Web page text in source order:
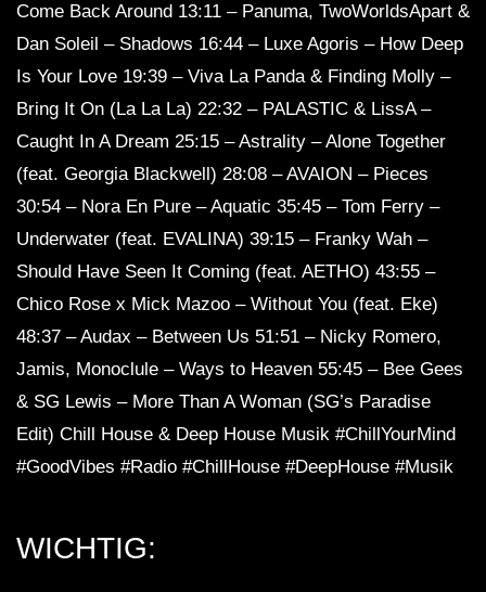
Come Back Around 13:11 – Panuma, TwoWorldsApart &
Dan Soleil – Shadows 16:44 – Luxe Agoris – How Deep
Is Your Love 19:39 – Viva La Panda & Finding Molly –
Bring It On (La La La) 22:32 – PALASTIC & LissA –
Caught In A Dream 25:15 – Astrality – Alone Together
(feat. Georgia Blackwell) 28:08 – AVAION – Pieces
30:54 – Nora En Pure – Aquatic 35:45 – Tom Ferry –
Underwater (feat. EVALINA) 39:15 – Franky Wah –
Should Have Seen It Coming (feat. AETHO) 43:55 –
Chico Rose x Mick Mazoo – Without You (feat. Eke)
48:37 – Audax – Between Us 51:51 – Nicky Romero,
Jamis, Monoclule – Ways to Heaven 55:45 – Bee Gees
& SG Lewis – More Than A Woman (SG’s Paradise
Edit) Chill House & Deep House Musik #ChillYourMind
#GoodVibes #Radio #ChillHouse #DeepHouse #Musik
WICHTIG: